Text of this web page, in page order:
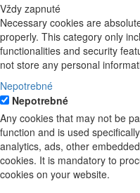
Vždy zapnuté
Necessary cookies are
properly. This category only
functionalities and security
not store any personal
Nepotrebné
Nepotrebné
Any cookies that may not be
function and is used
analytics, ads, other
cookies. It is mandatory to
cookies on your website.